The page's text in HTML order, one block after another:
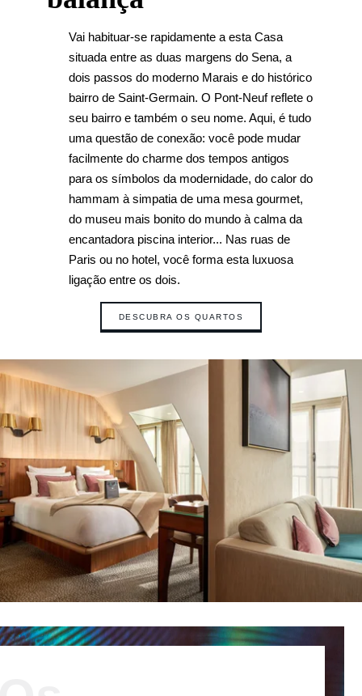
Vai habituar-se rapidamente a esta Casa
situada entre as duas margens do Sena, a
dois passos do moderno Marais e do histórico
bairro de Saint-Germain. O Pont-Neuf reflete o
seu bairro e também o seu nome. Aqui, é tudo
uma questão de conexão: você pode mudar
facilmente do charme dos tempos antigos
para os símbolos da modernidade, do calor do
hammam à simpatia de uma mesa gourmet,
do museu mais bonito do mundo à calma da
encantadora piscina interior... Nas ruas de
Paris ou no hotel, você forma esta luxuosa
ligação entre os dois.
DESCUBRA OS QUARTOS